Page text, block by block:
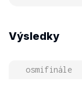
Výsledky
osmifinále